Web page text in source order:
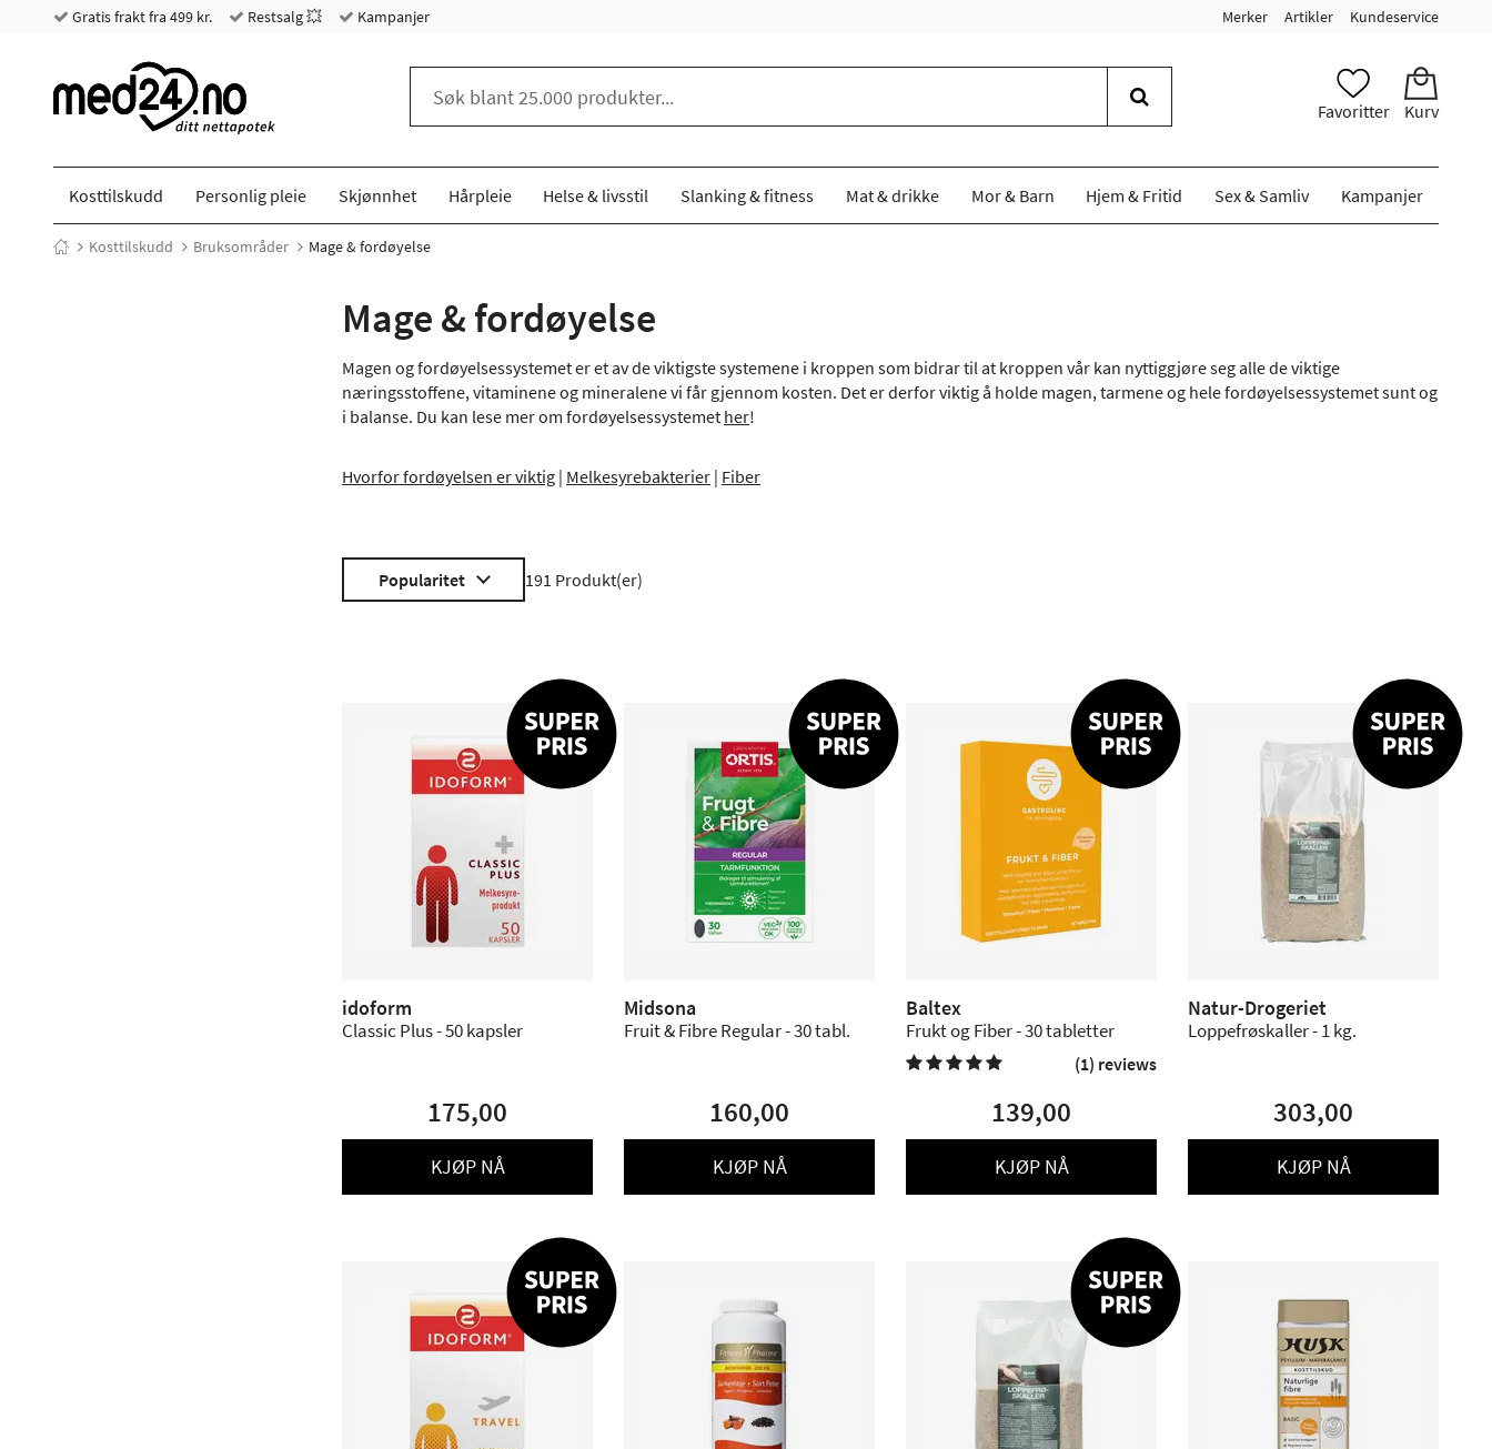
Gratis frakt fra 499 kr. Restsalg 💥 Kampanjer Merker Artikler Kundeservice
Favoritter Kurv
Kosttilskudd Personlig pleie Skjønnhet Hårpleie Helse & livsstil Slanking & fitness Mat & drikke Mor & Barn Hjem & Fritid Sex & Samliv Kampanjer
Kosttilskudd Bruksområder Mage & fordøyelse
Mage & fordøyelse
Magen og fordøyelsessystemet er et av de viktigste systemene i kroppen som bidrar til at kroppen vår kan nyttiggjøre seg alle de viktige
næringsstoffene, vitaminene og mineralene vi får gjennom kosten. Det er derfor viktig å holde magen, tarmene og hele fordøyelsessystemet sunt og
i balanse. Du kan lese mer om fordøyelsessystemet her!
Hvorfor fordøyelsen er viktig | Melkesyrebakterier | Fiber
Popularitet 191 Produkt(er)
idoform
Classic Plus - 50 kapsler
175,00
KJØP NÅ
Midsona
Fruit & Fibre Regular - 30 tabl.
160,00
KJØP NÅ
Baltex
Frukt og Fiber - 30 tabletter
 (1) reviews
139,00
KJØP NÅ
Natur-Drogeriet
Loppefrøskaller - 1 kg.
303,00
KJØP NÅ